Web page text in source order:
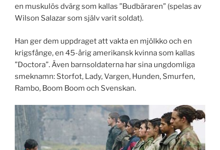
en muskulös dvärg som kallas ”Budbäraren” (spelas av
Wilson Salazar som själv varit soldat).
Han ger dem uppdraget att vakta en mjölkko och en
krigsfånge, en 45-årig amerikansk kvinna som kallas
”Doctora”. Även barnsoldaterna har sina ungdomliga
smeknamn: Storfot, Lady, Vargen, Hunden, Smurfen,
Rambo, Boom Boom och Svenskan.